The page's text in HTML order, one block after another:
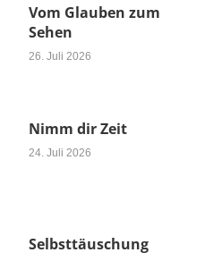
Vom Glauben zum
Sehen
26. Juli 2026
Nimm dir Zeit
24. Juli 2026
Selbsttäuschung